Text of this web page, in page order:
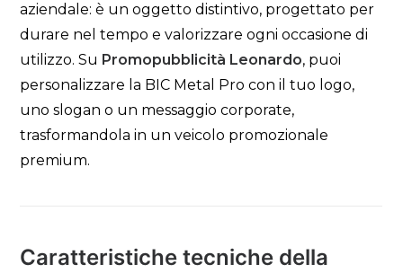
aziendale: è un oggetto distintivo, progettato per
durare nel tempo e valorizzare ogni occasione di
utilizzo. Su Promopubblicità Leonardo, puoi
personalizzare la BIC Metal Pro con il tuo logo,
uno slogan o un messaggio corporate,
trasformandola in un veicolo promozionale
premium.
Caratteristiche tecniche della